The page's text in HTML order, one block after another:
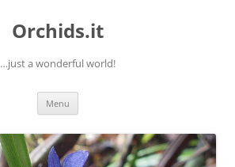
Orchids.it
…just a wonderful world!
Menu